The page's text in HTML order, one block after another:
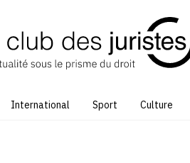
International Sport Culture